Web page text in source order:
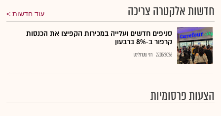
חדשות אלקטרה צריכה עוד חדשות
סניפים חדשים ועלייה במכירות הקפיצו את הכנסות
קרפור ב-8% ברבעון
27.05.2026 חזי שטרנליכט
הצעות פרסומיות